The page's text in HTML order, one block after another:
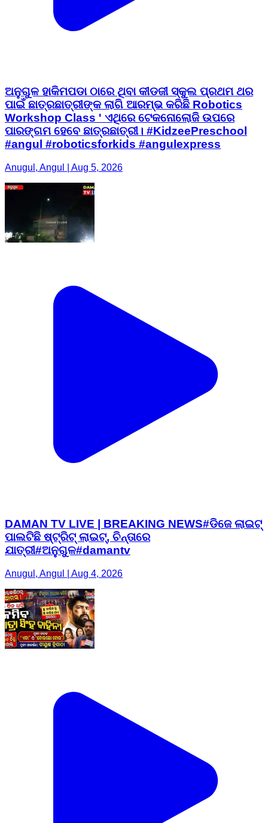
ଅନୁଗୁଳ ହାକିମପଡା ଠାରେ ଥିବା କୀଡଜୀ ସ୍କୁଲ ପ୍ରଥମ ଥର
ପାଇଁ ଛାତ୍ରଛାତ୍ରୀଙ୍କ ଲାଗି ଆରମ୍ଭ କରିଛି Robotics
Workshop Class ' ଏଥିରେ ଟେକନୋଲୋଜି ଉପରେ
ପାରଙ୍ଗମ ହେବେ ଛାତ୍ରଛାତ୍ରୀ। #KidzeePreschool
#angul #roboticsforkids #angulexpress
Anugul, Angul | Aug 5, 2026
DAMAN TV LIVE | BREAKING NEWS#ଡିଜେ ଲାଇଟ୍
ପାଲଟିଛି ଷ୍ଟ୍ରିଟ୍ ଲାଇଟ୍, ଚିନ୍ତାରେ
ଯାତ୍ରୀ#ଅନୁଗୁଳ#damantv
Anugul, Angul | Aug 4, 2026